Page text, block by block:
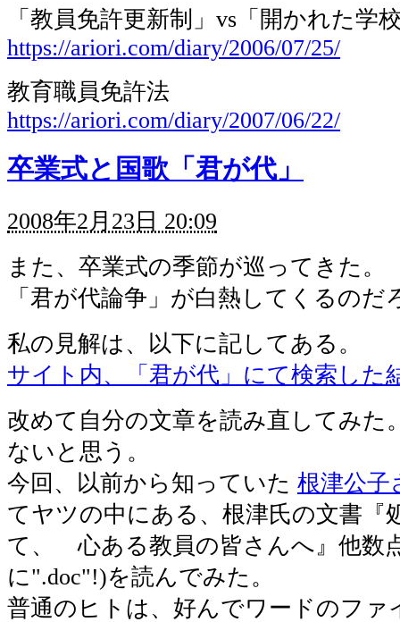
「教員免許更新制」vs「開かれた学
https://ariori.com/diary/2006/07/25/
教育職員免許法
https://ariori.com/diary/2007/06/22/
卒業式と国歌「君が代」
2008年2月23日 20:09
また、卒業式の季節が巡ってきた。
「君が代論争」が白熱してくるのだ
私の見解は、以下に記してある。
サイト内、「君が代」にて検索した
改めて自分の文章を読み直してみた
ないと思う。
今回、以前から知っていた 根津公子
てヤツの中にある、根津氏の文書
て、 心ある教員の皆さんへ』他数
に".doc"!)を読んでみた。
普通のヒトは、好んでワードのファ